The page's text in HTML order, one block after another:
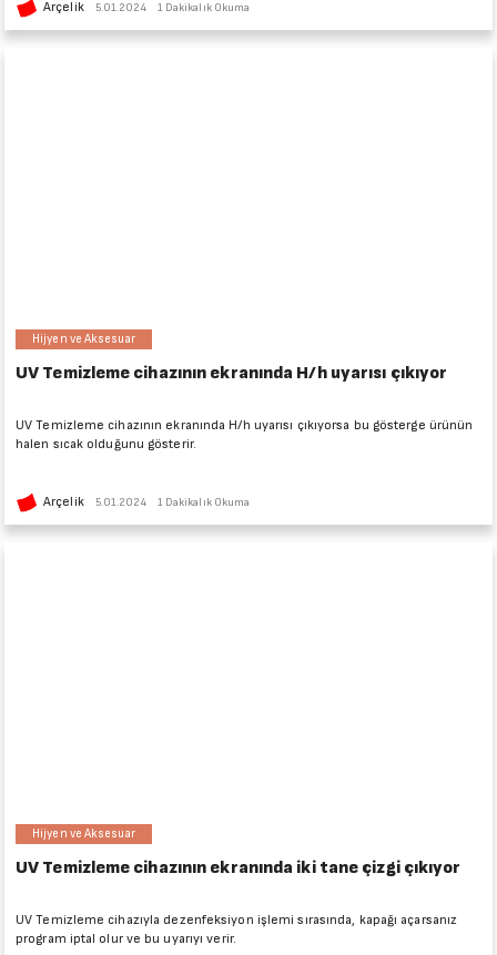
Arçelik 5.01.2024 1 Dakikalık Okuma
Hijyen ve Aksesuar
UV Temizleme cihazının ekranında H/h uyarısı çıkıyor
UV Temizleme cihazının ekranında H/h uyarısı çıkıyorsa bu gösterge ürünün
halen sıcak olduğunu gösterir.
Arçelik 5.01.2024 1 Dakikalık Okuma
Hijyen ve Aksesuar
UV Temizleme cihazının ekranında iki tane çizgi çıkıyor
UV Temizleme cihazıyla dezenfeksiyon işlemi sırasında, kapağı açarsanız
program iptal olur ve bu uyarıyı verir.